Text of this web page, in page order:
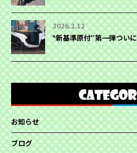
2026.2.12
‶新基準原付″第一弾つ
お知らせ
ブログ